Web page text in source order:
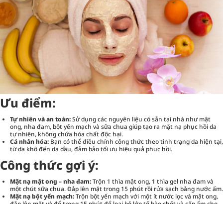
Ưu điểm:
Tự nhiên và an toàn:Sử dụng các nguyên liệu có sẵn tại nhà như mật
ong, nha đam, bột yến mạch và sữa chua giúp tạo ra mặt nạ phục hồi da
tự nhiên, không chứa hóa chất độc hại.
Cá nhân hóa: Bạn có thể điều chỉnh công thức theo tình trạng da hiện tại,
từ da khô đến da dầu, đảm bảo tối ưu hiệu quả phục hồi.
Công thức gợi ý:
Mặt nạ mật ong – nha đam:Trộn 1 thìa mật ong, 1 thìa gel nha đam và
một chút sữa chua. Đắp lên mặt trong 15 phút rồi rửa sạch bằng nước ấm.
Mặt nạ bột yến mạch:Trộn bột yến mạch với một ít nước lọc và mật ong,